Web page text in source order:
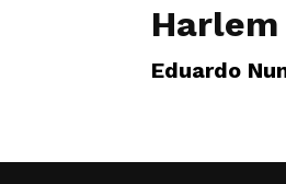
Eduardo